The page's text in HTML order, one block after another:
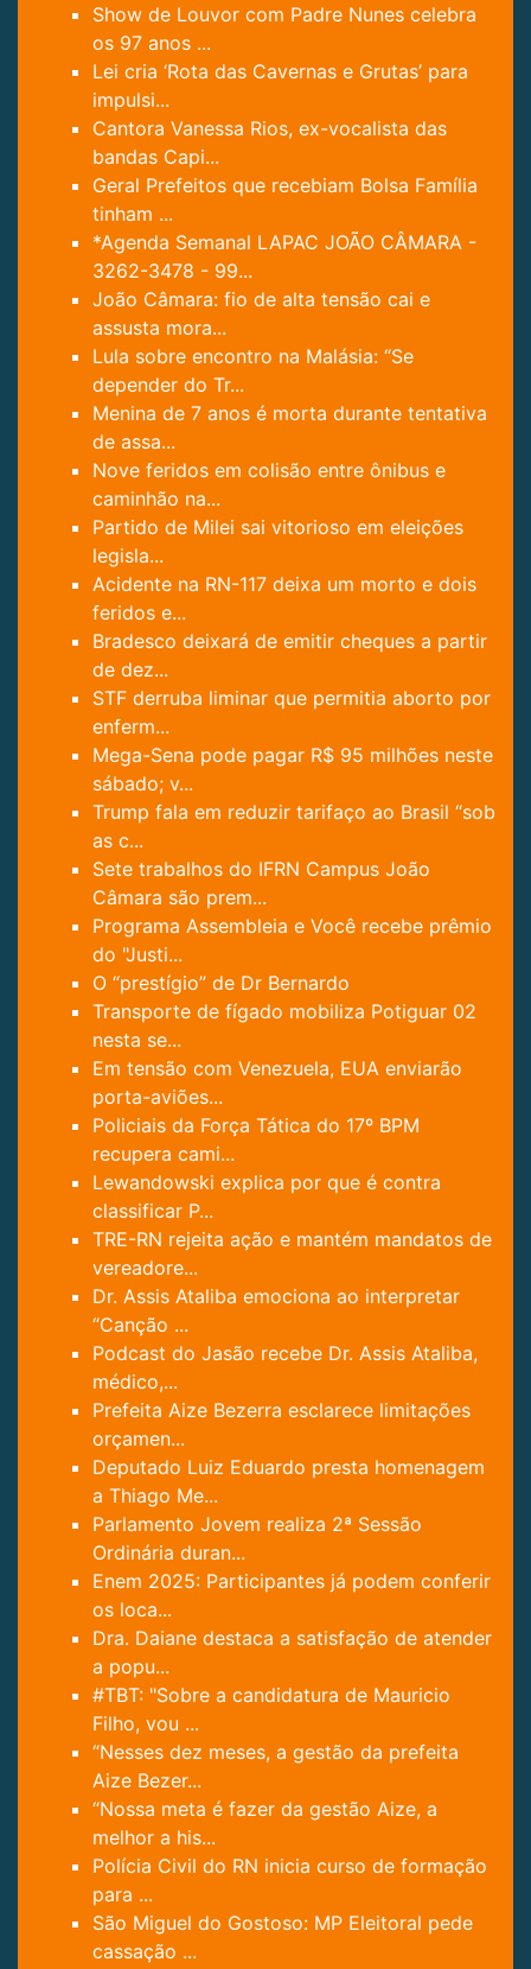
Show de Louvor com Padre Nunes celebra
os 97 anos ...
Lei cria ‘Rota das Cavernas e Grutas’ para
impulsi...
Cantora Vanessa Rios, ex-vocalista das
bandas Capi...
Geral Prefeitos que recebiam Bolsa Família
tinham ...
*Agenda Semanal LAPAC JOÃO CÂMARA -
3262-3478 - 99...
João Câmara: fio de alta tensão cai e
assusta mora...
Lula sobre encontro na Malásia: “Se
depender do Tr...
Menina de 7 anos é morta durante tentativa
de assa...
Nove feridos em colisão entre ônibus e
caminhão na...
Partido de Milei sai vitorioso em eleições
legisla...
Acidente na RN-117 deixa um morto e dois
feridos e...
Bradesco deixará de emitir cheques a partir
de dez...
STF derruba liminar que permitia aborto por
enferm...
Mega-Sena pode pagar R$ 95 milhões neste
sábado; v...
Trump fala em reduzir tarifaço ao Brasil “sob
as c...
Sete trabalhos do IFRN Campus João
Câmara são prem...
Programa Assembleia e Você recebe prêmio
do "Justi...
O “prestígio” de Dr Bernardo
Transporte de fígado mobiliza Potiguar 02
nesta se...
Em tensão com Venezuela, EUA enviarão
porta-aviões...
Policiais da Força Tática do 17º BPM
recupera cami...
Lewandowski explica por que é contra
classificar P...
TRE-RN rejeita ação e mantém mandatos de
vereadore...
Dr. Assis Ataliba emociona ao interpretar
“Canção ...
Podcast do Jasão recebe Dr. Assis Ataliba,
médico,...
Prefeita Aize Bezerra esclarece limitações
orçamen...
Deputado Luiz Eduardo presta homenagem
a Thiago Me...
Parlamento Jovem realiza 2ª Sessão
Ordinária duran...
Enem 2025: Participantes já podem conferir
os loca...
Dra. Daiane destaca a satisfação de atender
a popu...
#TBT: "Sobre a candidatura de Mauricio
Filho, vou ...
“Nesses dez meses, a gestão da prefeita
Aize Bezer...
“Nossa meta é fazer da gestão Aize, a
melhor a his...
Polícia Civil do RN inicia curso de formação
para ...
São Miguel do Gostoso: MP Eleitoral pede
cassação ...